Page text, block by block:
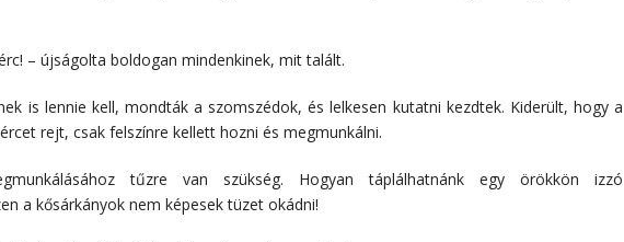
– újságolta boldogan mindenkinek, mit talált.
is lennie kell, mondták a szomszédok, és lelkesen kutatni kezdtek. Kiderült, hogy a
rejt, csak felszínre kellett hozni és megmunkálni.
tűzre van szükség. Hogyan táplálhatnánk egy örökkön izzó
a kősárkányok nem képesek tüzet okádni!